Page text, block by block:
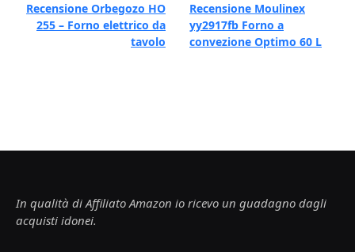
Recensione Orbegozo HO
255 – Forno elettrico da
tavolo
Recensione Moulinex
yy2917fb Forno a
convezione Optimo 60 L
In qualità di Affiliato Amazon io ricevo un guadagno dagli
acquisti idonei.